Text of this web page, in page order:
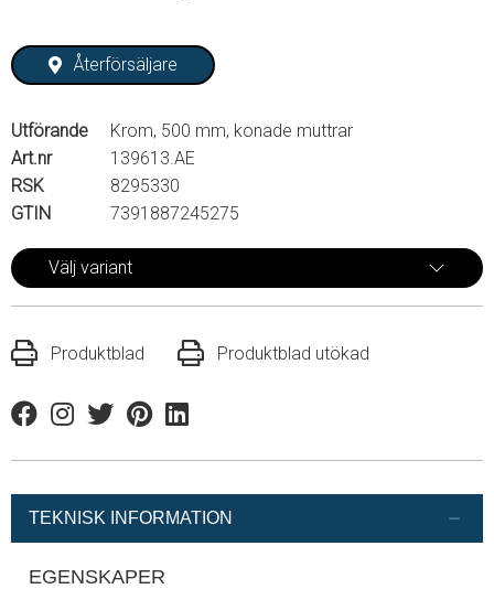
Återförsäljare
Utförande
Krom, 500 mm, konade muttrar
Art.nr
139613.AE
RSK
8295330
GTIN
7391887245275
Välj variant
Produktblad Produktblad utökad
FacebookInstagram
TwitterPinterestLinkedin
TEKNISK INFORMATION
EGENSKAPER